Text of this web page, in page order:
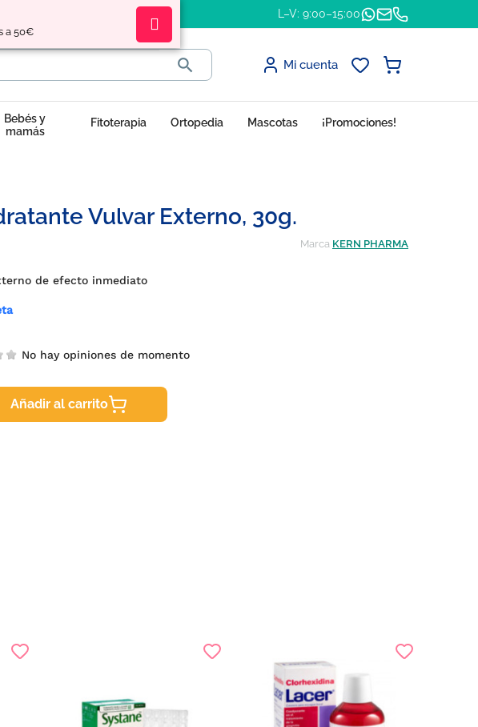
a 50€
L–V: 9:00–15:00
 Mi cuenta
Bebés y
mamás
Fitoterapia Ortopedia Mascotas ¡Promociones!
Vulvar Externo, 30g.
Marca KERN PHARMA
de efecto inmediato
No hay opiniones de momento
Añadir al carrito